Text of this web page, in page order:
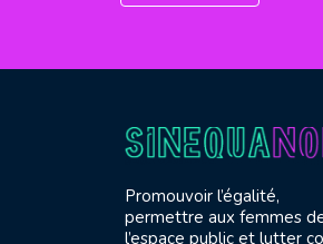
Promouvoir l’égalité,
permettre aux femmes
l’espace public et lutter